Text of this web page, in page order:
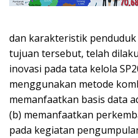
dan karakteristik
tujuan tersebut, telah
inovasi pada tata kelola
menggunakan metode
memanfaatkan basis data
(b) memanfaatkan
pada kegiatan